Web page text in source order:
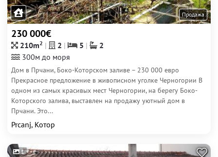
Продажа
230 000€
210m2 2 5
2
300м до моря
Дом в Прчани, Боко-Которском заливе – 230 000 евро
Прекрасное предложение в живописном уголке Черногории В
одном из самых красивых мест Черногории, на берегу Боко-
Которского залива, выставлен на продажу уютный дом в
Прчани. Это...
Prcanj, Котор
1